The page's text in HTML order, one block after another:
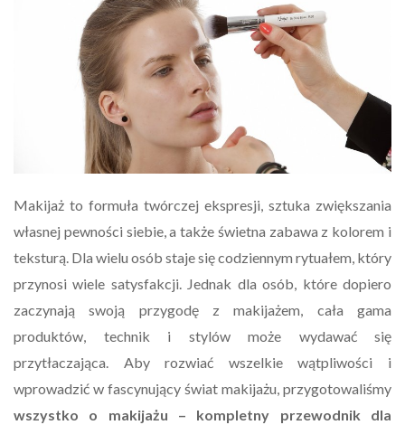
Makijaż to formuła twórczej ekspresji, sztuka zwiększania
własnej pewności siebie, a także świetna zabawa z kolorem i
teksturą. Dla wielu osób staje się codziennym rytuałem, który
przynosi wiele satysfakcji. Jednak dla osób, które dopiero
zaczynają swoją przygodę z makijażem, cała gama
produktów, technik i stylów może wydawać się
przytłaczająca. Aby rozwiać wszelkie wątpliwości i
wprowadzić w fascynujący świat makijażu, przygotowaliśmy
wszystko o makijażu – kompletny przewodnik dla